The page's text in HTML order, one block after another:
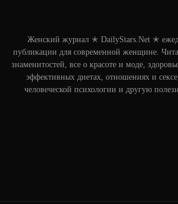
Женский журнал ✭ DailyStars.Net ✭
публикации для современной женщине.
знаменитостей, все о красоте и моде,
эффективных диетах, отношениях и
человеческой психологии и другую